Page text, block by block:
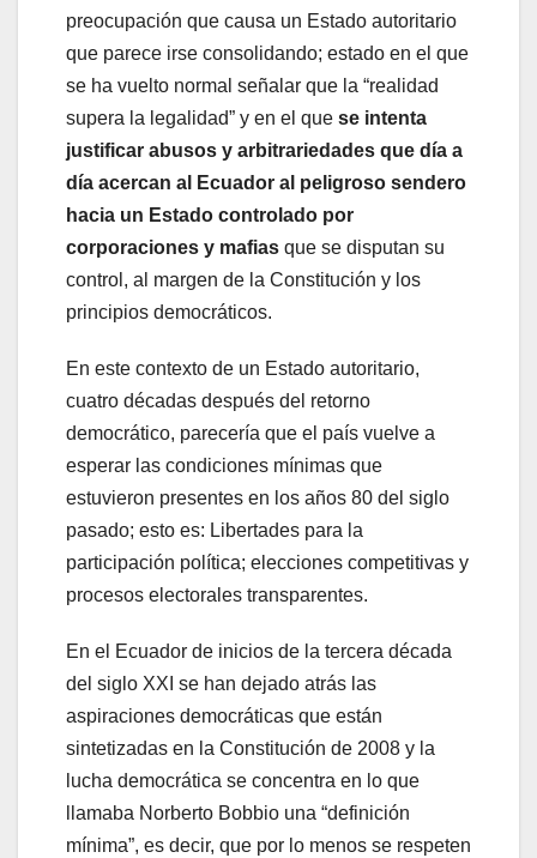
preocupación que causa un Estado autoritario
que parece irse consolidando; estado en el que
se ha vuelto normal señalar que la “realidad
supera la legalidad” y en el que se intenta
justificar abusos y arbitrariedades que día a
día acercan al Ecuador al peligroso sendero
hacia un Estado controlado por
corporaciones y mafias que se disputan su
control, al margen de la Constitución y los
principios democráticos.
En este contexto de un Estado autoritario,
cuatro décadas después del retorno
democrático, parecería que el país vuelve a
esperar las condiciones mínimas que
estuvieron presentes en los años 80 del siglo
pasado; esto es: Libertades para la
participación política; elecciones competitivas y
procesos electorales transparentes.
En el Ecuador de inicios de la tercera década
del siglo XXI se han dejado atrás las
aspiraciones democráticas que están
sintetizadas en la Constitución de 2008 y la
lucha democrática se concentra en lo que
llamaba Norberto Bobbio una “definición
mínima”, es decir, que por lo menos se respeten